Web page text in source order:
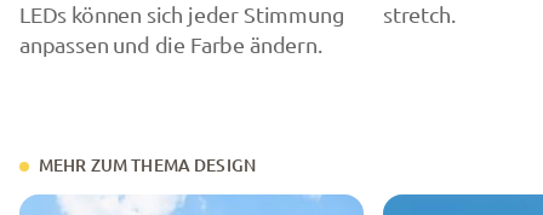
LEDs können sich jeder Stimmung
anpassen und die Farbe ändern.
stretch.
MEHR ZUM THEMA DESIGN